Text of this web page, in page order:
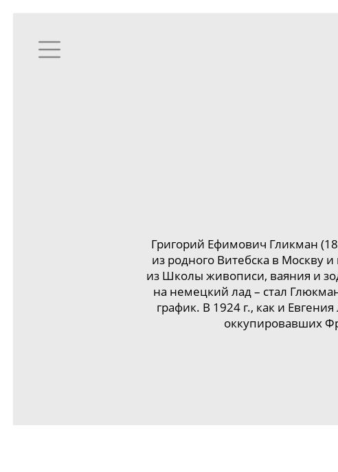
Григорий Ефимович Гликман
из родного Витебска в Москву
из Школы живописи, ваяния и
на немецкий лад – стал
график. В 1924 г., как и
оккупировавших